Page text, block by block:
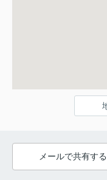
メールで共有する